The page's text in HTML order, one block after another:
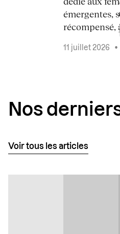
émergentes,
récompensé,
11 juillet 2026 •
Nos
Voir tous les articles